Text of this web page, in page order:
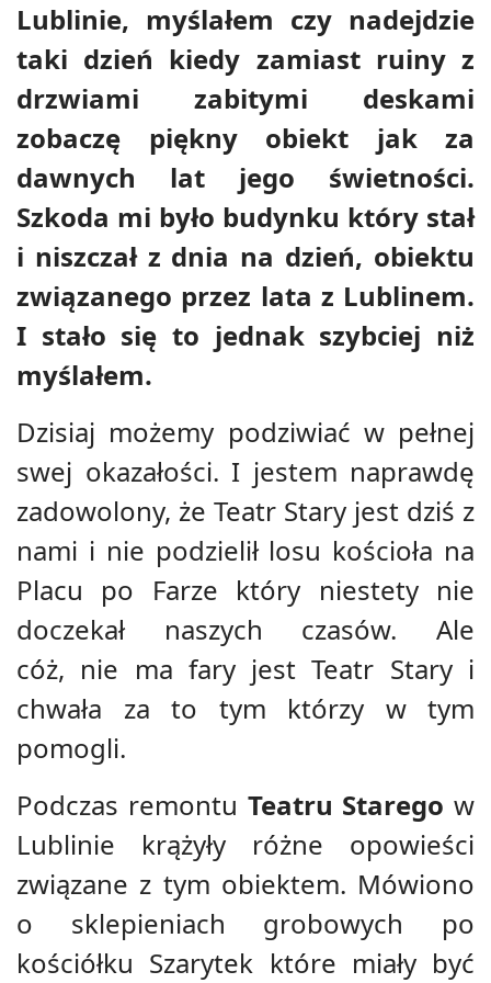
Lublinie, myślałem czy nadejdzie
taki dzień kiedy zamiast ruiny z
drzwiami zabitymi deskami
zobaczę piękny obiekt jak za
dawnych lat jego świetności.
Szkoda mi było budynku który stał
i niszczał z dnia na dzień, obiektu
związanego przez lata z Lublinem.
I stało się to jednak szybciej niż
myślałem.
Dzisiaj możemy podziwiać w pełnej
swej okazałości. I jestem naprawdę
zadowolony, że Teatr Stary jest dziś z
nami i nie podzielił losu kościoła na
Placu po Farze który niestety nie
doczekał naszych czasów. Ale
cóż, nie ma fary jest Teatr Stary i
chwała za to tym którzy w tym
pomogli.
Podczas remontu Teatru Starego w
Lublinie krążyły różne opowieści
związane z tym obiektem. Mówiono
o sklepieniach grobowych po
kościółku Szarytek które miały być